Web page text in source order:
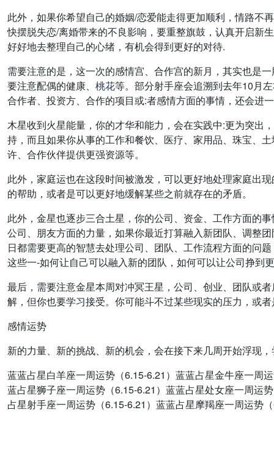
此外，如果你希望自己的婚姻/恋爱能走得更加顺利，情路不
快摆脱失恋/离婚带来的不良影响，要重整旗鼓，认真开启新
好好地去整理自己的心绪，有机会得到更好的对待.
需要注意的是，这一次的感情宫、合作宫的新月，其实也是
要注意配偶的健康、 桃花等。部分射手座会追溯到去年10月
合作者、投资方、合作的项目或:者感情方面的事情，还会进
木星收到火星能量，你的才华和能力，会在实践中:更为突出
持，而且如果你从事的工作和餐饮、医疗、家用品、珠宝、
许、合作伙伴提供更强资源等。
此外，家庭运也在这段时间被激发，可以更好地处理家庭出
的帮助，或者是可以更好地缓解某些之前就存在的矛盾。
此外，金星也逐步三合土星，你的公司、资金、工作方面的
公司、朋友方面的力量，如果你最近打算融入新团队、调整
日都需要更高的智慧去处理公司、团队、工作流程方面的问
这些一-如何让自己可以融入新的团队，如何可以让公司挣到
最后，需要注意金星本周对冲冥王星，公司、创业、团队或
解，但你也要学习接受。你可能斗不过某些现实的压力，或
感情运势
新的力量、新的挑战、新的机会，会在接下来几周开始浮现
蓝蓝占星白羊座一周运势（6.15-6.21）蓝蓝占星金牛座一周
蓝占星狮子座一周运势（6.15-6.21）蓝蓝占星处女座一周运
占星射手座一周运势（6.15-6.21）蓝蓝占星摩羯座一周运势